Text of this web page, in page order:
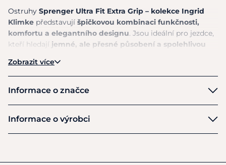
Ostruhy Sprenger Ultra Fit Extra Grip – kolekce Ingrid
Klimke představují špičkovou kombinaci funkčnosti,
komfortu a elegantního designu. Jsou ideální pro jezdce,
kteří hledají jemné, ale přesné působení a spolehlivou
Díkyplochému, zaoblenému zakončeníposkytují
přesný, ale zároveň šetrný účinek.
Speciálnígumový povrch (Extra Grip)
Zobrazit více
Informace o značce
Sprenger
Informace o výrobci